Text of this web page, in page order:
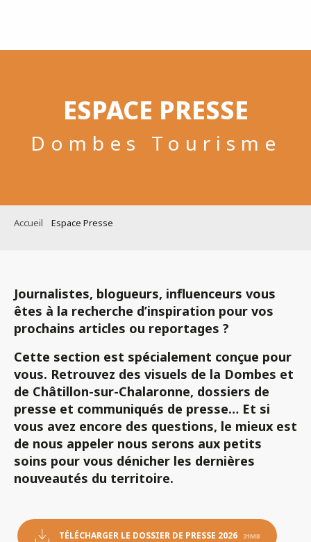
ESPACE PRESSE
Dombes Tourisme
Accueil Espace Presse
Journalistes, blogueurs, influenceurs vous
êtes à la recherche d’inspiration pour vos
prochains articles ou reportages ?
Cette section est spécialement conçue pour
vous. Retrouvez des visuels de la Dombes et
de Châtillon-sur-Chalaronne, dossiers de
presse et communiqués de presse… Et si
vous avez encore des questions, le mieux est
de nous appeler nous serons aux petits
soins pour vous dénicher les dernières
nouveautés du territoire.
TÉLÉCHARGER LE DOSSIER DE PRESSE 2026 31MB